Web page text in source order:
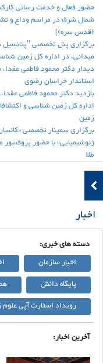
حضور فعال و خدمت رسانی
شمال شرق در مراسم وداع و
(قدس سره)]
برگزاری پنل تخصصی "پتانسیل
میدانی، در اداره کل زمین
دیدار دکتر محمود فاطمی
استاندار خراسان رضوی
بازدید دکتر محمود فاطمی
اداره کل زمین شناسی و
زمین
برگزاری سمینار تخصصی
ژئوشیمیایی» با حضور
طلا
اخبار
دسته های خبری:
اخبار سازمان
پایگاه دانش
رویداد استارت آپی
آخرین اخبار: